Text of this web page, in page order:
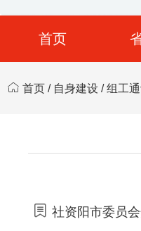
首页
首页 / 自身建设 /组工
社资阳市委员